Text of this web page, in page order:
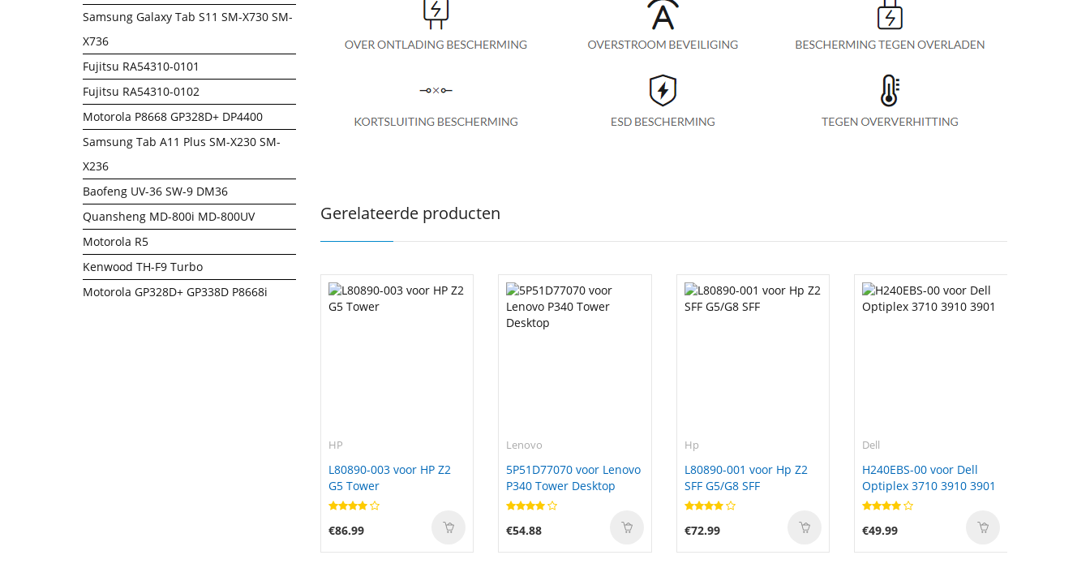
Samsung Galaxy Tab S11 SM-X730 SM-
X736
Fujitsu RA54310-0101
Fujitsu RA54310-0102
Motorola P8668 GP328D+ DP4400
Samsung Tab A11 Plus SM-X230 SM-
X236
Baofeng UV-36 SW-9 DM36
Quansheng MD-800i MD-800UV
Motorola R5
Kenwood TH-F9 Turbo
Motorola GP328D+ GP338D P8668i
Gerelateerde producten
HP
L80890-003 voor HP Z2
G5 Tower
€86.99
Lenovo
5P51D77070 voor Lenovo
P340 Tower Desktop
€54.88
Hp
L80890-001 voor Hp Z2
SFF G5/G8 SFF
€72.99
Dell
H240EBS-00 voor Dell
Optiplex 3710 3910 3901
€49.99